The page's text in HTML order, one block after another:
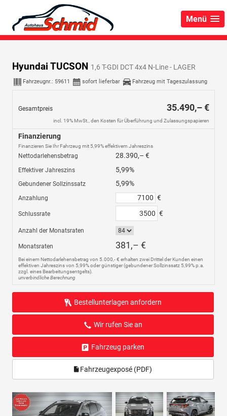
Menü
Hyundai TUCSON 1,6 T-GDI DCT 4x4 N-Line - LAGER
Fahrzeugnr.: 59611 sofort lieferbar Fahrzeug mit Tageszulassung
Gesamtpreis 35.490,– €
incl. 19% MwSt., den Kosten für Überführung und Zulassungspapieren
Finanzierung
Finanzieren Sie Ihr Fahrzeug mit 5,99% effektivem Jahreszins
Nettodarlehensbetrag 28.390,– €
Effektiver Jahreszins 5,99%
Gebundener Sollzinssatz 5,99%
Anzahlung €
Schlussrate €
Anzahl der Monatsraten
Monatsraten 381,– €
Bei einem Nettodarlehensbetrag von 5.000,- € erhalten zwei Drittel der Kunden einen
effektiven Jahreszins von 5,99% oder günstiger (gebundener Sollzinssatz 5,99% p.a.
zzgl. eines Bearbeitungsentgelts).
unverbindliche Berechnung
Bestellunterlagen anfordern
Wir rufen Sie an
Fahrzeug parken
Fahrzeugexposé (PDF)